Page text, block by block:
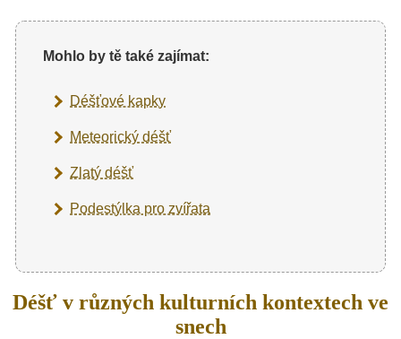
Mohlo by tě také zajímat:
Déšťové kapky
Meteorický déšť
Zlatý déšť
Podestýlka pro zvířata
Déšť v různých kulturních kontextech ve
snech